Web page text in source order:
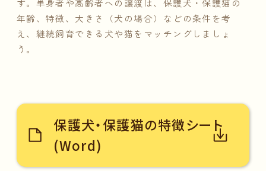
す。単身者や高齢者への譲渡は、保護犬・保護猫の
年齢、特徴、大きさ（犬の場合）などの条件を考
え、継続飼育できる犬や猫をマッチングしましょ
う。
保護犬・保護猫の特徴シート
(Word)